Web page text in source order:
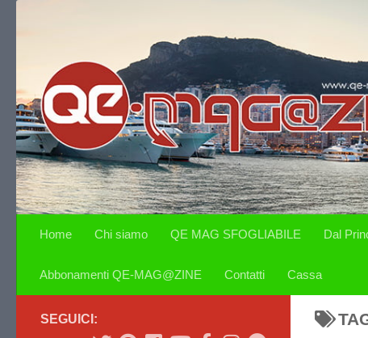
Home Chi siamo QE MAG SFOGLIABILE Dal
Abbonamenti QE-MAG@ZINE Contatti Cassa
SEGUICI: